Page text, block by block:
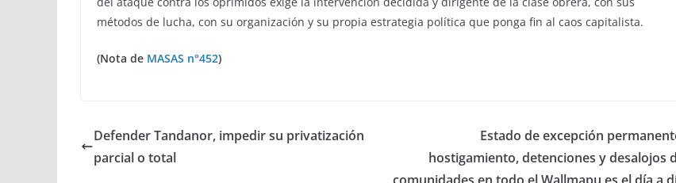
métodos de lucha, con su organización y su propia estrategia política que ponga fin al caos capitalista.
(Nota de MASAS n°452)
Defender Tandanor, impedir su privatización
parcial o total
Estado de excepción
hostigamiento, detenciones y desalojos
comunidades en todo el Wallmapu es el día a